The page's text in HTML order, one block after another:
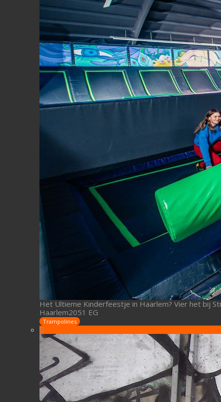
Het Ultieme Kinderfeestje in Haarlem? Vier het bij
Haarlem2051 EG
Trampolines